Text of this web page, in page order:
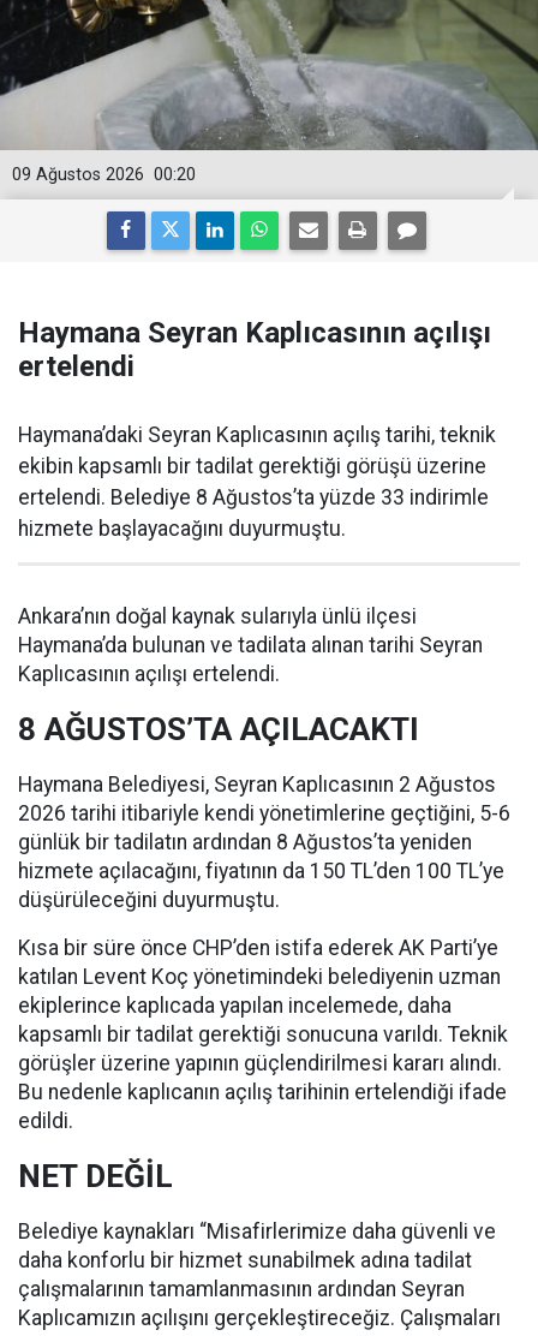
00:20
09 Ağustos 2026
Haymana Seyran Kaplıcasının açılışı
ertelendi
Haymana’daki Seyran Kaplıcasının açılış tarihi, teknik
ekibin kapsamlı bir tadilat gerektiği görüşü üzerine
ertelendi. Belediye 8 Ağustos’ta yüzde 33 indirimle
hizmete başlayacağını duyurmuştu.
Ankara’nın doğal kaynak sularıyla ünlü ilçesi
Haymana’da bulunan ve tadilata alınan tarihi Seyran
Kaplıcasının açılışı ertelendi.
8 AĞUSTOS’TA AÇILACAKTI
Haymana Belediyesi, Seyran Kaplıcasının 2 Ağustos
2026 tarihi itibariyle kendi yönetimlerine geçtiğini, 5-6
günlük bir tadilatın ardından 8 Ağustos’ta yeniden
hizmete açılacağını, fiyatının da 150 TL’den 100 TL’ye
düşürüleceğini duyurmuştu.
Kısa bir süre önce CHP’den istifa ederek AK Parti’ye
katılan Levent Koç yönetimindeki belediyenin uzman
ekiplerince kaplıcada yapılan incelemede, daha
kapsamlı bir tadilat gerektiği sonucuna varıldı. Teknik
görüşler üzerine yapının güçlendirilmesi kararı alındı.
Bu nedenle kaplıcanın açılış tarihinin ertelendiği ifade
edildi.
NET DEĞİL
Belediye kaynakları “Misafirlerimize daha güvenli ve
daha konforlu bir hizmet sunabilmek adına tadilat
çalışmalarının tamamlanmasının ardından Seyran
Kaplıcamızın açılışını gerçekleştireceğiz. Çalışmaları